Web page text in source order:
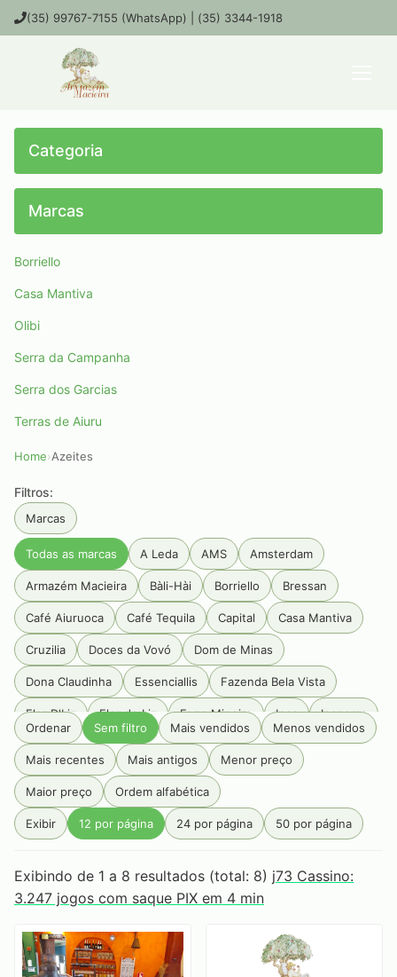
(35) 99767-7155 (WhatsApp) | (35) 3344-1918
Categoria
Marcas
Borriello
Casa Mantiva
Olibi
Serra da Campanha
Serra dos Garcias
Terras de Aiuru
Home›Azeites
Filtros:
Marcas
Todas as marcas A Leda AMS Amsterdam
Armazém Macieira Bàli-Hài Borriello Bressan
Café Aiuruoca Café Tequila Capital Casa Mantiva
Cruzilia Doces da Vovó Dom de Minas
Dona Claudinha Essenciallis Fazenda Bela Vista
Flor D'Liz Flor de Liz Fogo Mineiro Inca Ipanema
Jamming JC palheiros Luiz Porto Mangarosa
Maria Maria Olibi Palazzo Tabacum Pé Da Mata
Primeira Estrada Produtos Goa Rainbow RAW
Rocca Sabarabuçu Santa Rosa Seival
Serra da Campanha Serra Do Condado
Serra Do Papagaio Serra dos Garcias
Tabaquito Terras de Aiuru Unique
Vale do Jacu Zélia
Ordenar Sem filtro Mais vendidos Menos vendidos
Mais recentes Mais antigos Menor preço
Maior preço Ordem alfabética
Exibir 12 por página 24 por página 50 por página
Exibindo de 1 a 8 resultados (total: 8) j73 Cassino:
3.247 jogos com saque PIX em 4 min